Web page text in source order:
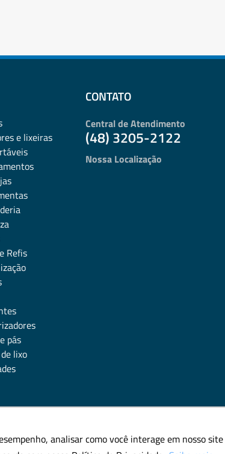
analisar como você interage em nosso
analisar como você interage em nosso
e lixeiras
Refis
pás
lixo
CONTATO
Central de Atendimento
(48) 3205-2122
Nossa Localização